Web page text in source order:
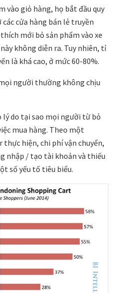
vào giỏ hàng, họ bắt đầu quy
cửa hàng bán lẻ truyền
mới bỏ sản phẩm vào xe
không diễn ra. Tuy nhiên, tỉ
là khá cao, ở mức 60-80%.
người thường không chịu
lý do tại sao mọi người từ bỏ
mua hàng. Theo một
thực hiện, chi phí vận chuyển,
nhập / tạo tài khoản và thiếu
số yếu tố tiêu biểu.